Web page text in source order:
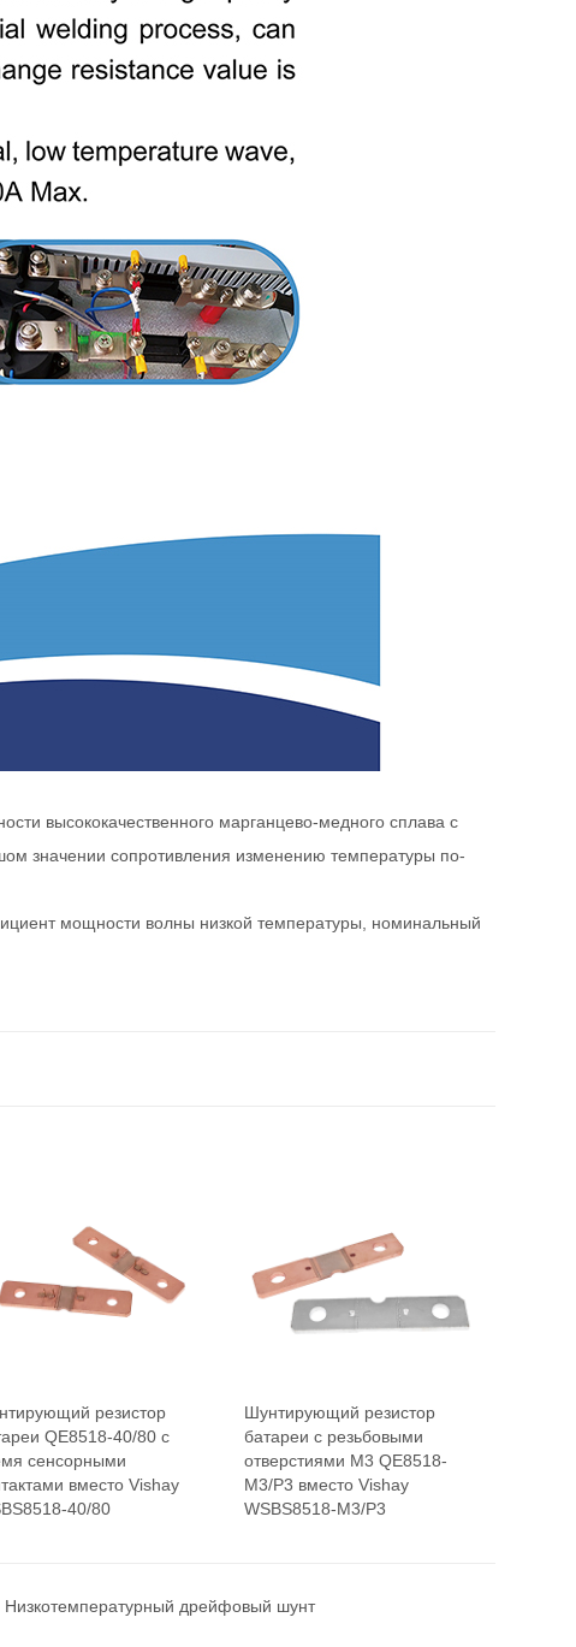
высококачественного марганцево-медного сплава с
значении сопротивления изменению температуры по-
мощности волны низкой температуры, номинальный
резистор
QE8518-40/80 с
сенсорными
вместо Vishay
40/80
Шунтирующий резистор
батареи с резьбовыми
отверстиями M3 QE8518-
M3/P3 вместо Vishay
WSBS8518-M3/P3
Низкотемпературный дрейфовый шунт